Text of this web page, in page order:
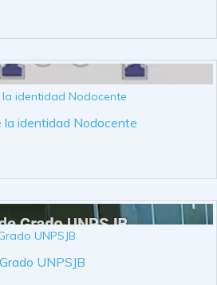
la identidad Nodocente
UNPSJB